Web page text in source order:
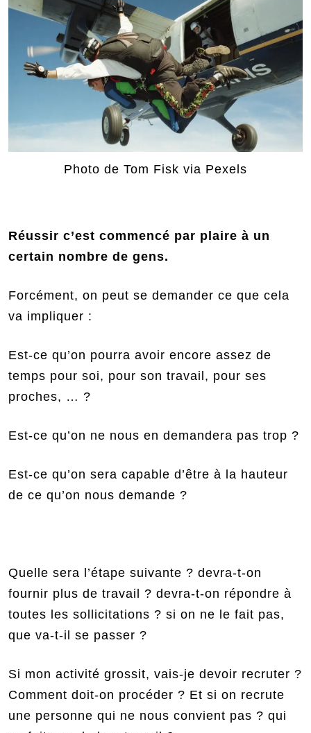
Photo de Tom Fisk via Pexels
Réussir c’est commencé par plaire à un
certain nombre de gens.
Forcément, on peut se demander ce que cela
va impliquer :
Est-ce qu’on pourra avoir encore assez de
temps pour soi, pour son travail, pour ses
proches, … ?
Est-ce qu’on ne nous en demandera pas trop ?
Est-ce qu’on sera capable d’être à la hauteur
de ce qu’on nous demande ?
Quelle sera l’étape suivante ? devra-t-on
fournir plus de travail ? devra-t-on répondre à
toutes les sollicitations ? si on ne le fait pas,
que va-t-il se passer ?
Si mon activité grossit, vais-je devoir recruter ?
Comment doit-on procéder ? Et si on recrute
une personne qui ne nous convient pas ? qui